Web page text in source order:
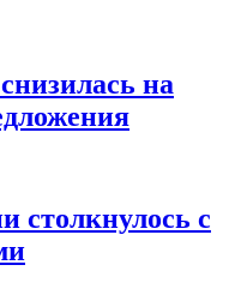
на
столкнулось с